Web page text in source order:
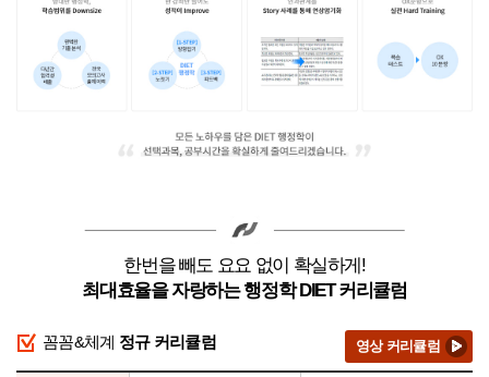
한번을 빼도 요요 없이 확실하게!
최대효율을 자랑하는 행정학 DIET 커리큘럼
꼼꼼&체계 정규 커리큘럼 영상 커리큘럼